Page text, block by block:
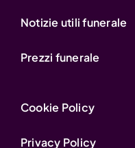
Notizie utili funerale
Prezzi funerale
Cookie Policy
Privacy Policy